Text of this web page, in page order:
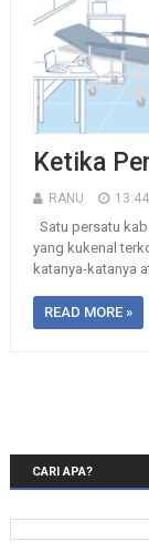
Ketika
RANU 13:44
Satu persatu
yang kukenal
katanya-katanya
READ MORE »
CARI APA?